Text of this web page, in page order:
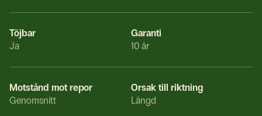
Töjbar
Ja
Garanti
10 år
Motstånd mot repor
Genomsnitt
Orsak till riktning
Längd